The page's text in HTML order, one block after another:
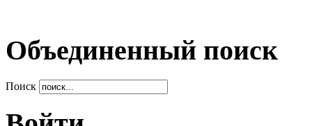
Объединенный поиск
Поиск